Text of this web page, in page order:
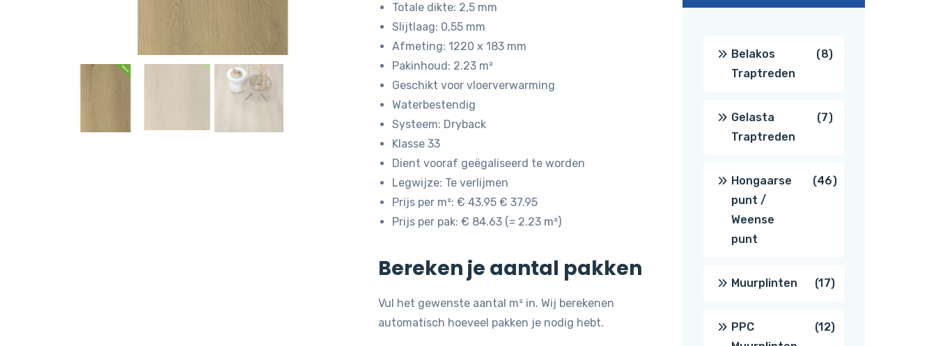
was:
€ 43,95.€ 37,95.
Totale dikte: 2,5 mm
Slijtlaag: 0,55 mm
Afmeting: 1220 x 183 mm
Pakinhoud: 2.23 m²
Geschikt voor vloerverwarming
Waterbestendig
Systeem: Dryback
Klasse 33
Dient vooraf geëgaliseerd te worden
Legwijze: Te verlijmen
Prijs per m²: € 43.95 € 37.95
Prijs per pak: € 84.63 (= 2.23 m²)
Bereken je aantal pakken
Vul het gewenste aantal m² in. Wij berekenen
automatisch hoeveel pakken je nodig hebt.
Belakos
Traptreden
88
Gelasta
Traptreden
77
Hongaarse
punt /
Weense
punt
4646
Muurplinten 1717
producten
PPC
1212